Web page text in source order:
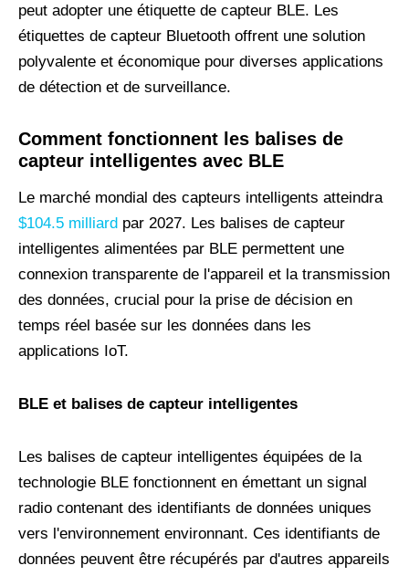
peut adopter une étiquette de capteur BLE. Les
étiquettes de capteur Bluetooth offrent une solution
polyvalente et économique pour diverses applications
de détection et de surveillance.
Comment fonctionnent les balises de
capteur intelligentes avec BLE
Le marché mondial des capteurs intelligents atteindra
$104.5 milliard par 2027. Les balises de capteur
intelligentes alimentées par BLE permettent une
connexion transparente de l'appareil et la transmission
des données, crucial pour la prise de décision en
temps réel basée sur les données dans les
applications IoT.
BLE et balises de capteur intelligentes
Les balises de capteur intelligentes équipées de la
technologie BLE fonctionnent en émettant un signal
radio contenant des identifiants de données uniques
vers l'environnement environnant. Ces identifiants de
données peuvent être récupérés par d'autres appareils